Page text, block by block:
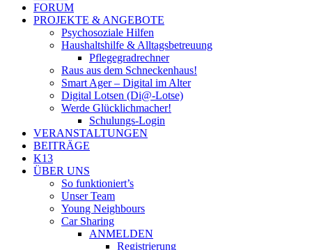
FORUM
PROJEKTE & ANGEBOTE
Psychosoziale Hilfen
Haushaltshilfe & Alltagsbetreuung
Pflegegradrechner
Raus aus dem Schneckenhaus!
Smart Ager – Digital im Alter
Digital Lotsen (Di@-Lotse)
Werde Glücklichmacher!
Schulungs-Login
VERANSTALTUNGEN
BEITRÄGE
K13
ÜBER UNS
So funktioniert’s
Unser Team
Young Neighbours
Car Sharing
ANMELDEN
Registrierung